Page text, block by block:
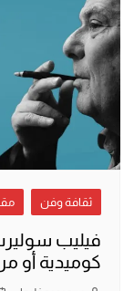
ثقافة وفن
فيليب
كوميدية أو